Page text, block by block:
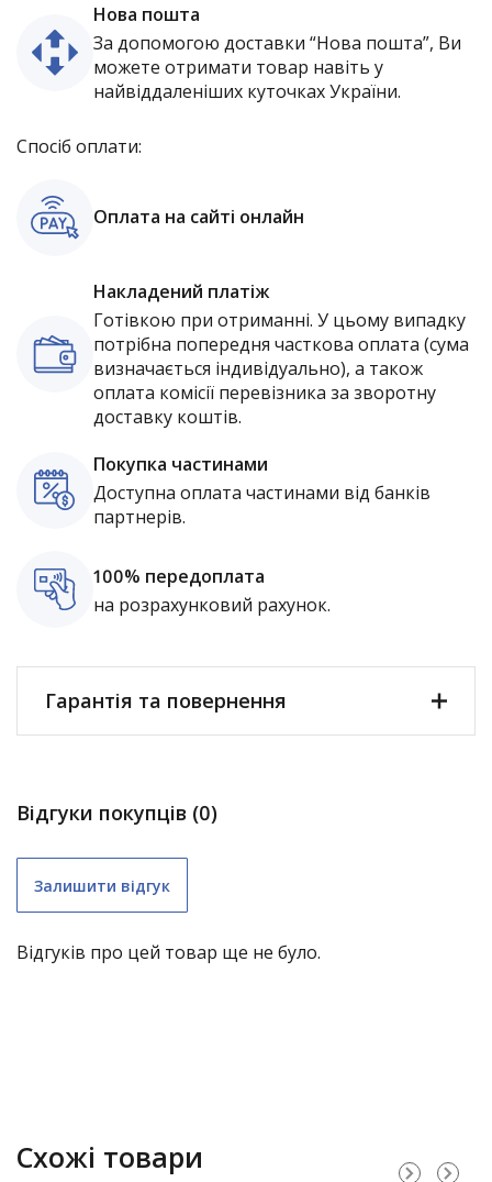
Нова пошта
За допомогою доставки “Нова пошта”, Ви
можете отримати товар навіть у
найвіддаленіших куточках України.
Спосіб оплати:
Оплата на сайті онлайн
Накладений платіж
Готівкою при отриманні. У цьому випадку
потрібна попередня часткова оплата (сума
визначається індивідуально), а також
оплата комісії перевізника за зворотну
доставку коштів.
Покупка частинами
Доступна оплата частинами від банків
партнерів.
100% передоплата
на розрахунковий рахунок.
Гарантія та повернення
садові гойдалки – 1 рік;
Відгуки покупців (0)
Залишити відгук
Відгуків про цей товар ще не було.
Схожі товари